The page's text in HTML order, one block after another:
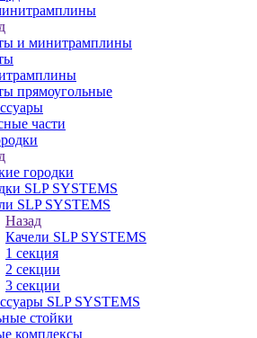
и минитрамплины
прямоугольные
части
городки
SLP SYSTEMS
SLP SYSTEMS
Назад
Качели SLP SYSTEMS
1 секция
2 секции
3 секции
SLP SYSTEMS
стойки
комплексы